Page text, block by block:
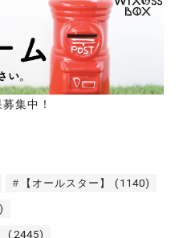
集中！
【オールスター】 (1140)
(2445)